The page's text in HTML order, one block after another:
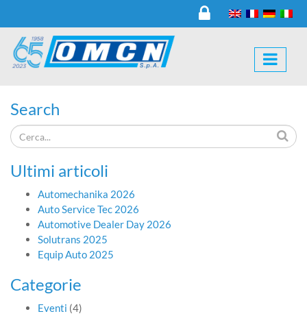
Search
Ultimi articoli
Automechanika 2026
Auto Service Tec 2026
Automotive Dealer Day 2026
Solutrans 2025
Equip Auto 2025
Categorie
Eventi (4)